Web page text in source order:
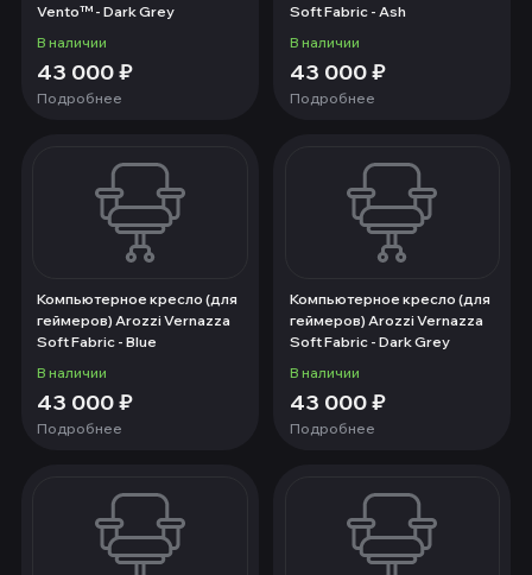
Vento™ - Dark Grey
В наличии
43 000₽
Подробнее
Soft Fabric - Ash
В наличии
43 000₽
Подробнее
Компьютерное кресло (для
геймеров) Arozzi Vernazza
Soft Fabric - Blue
В наличии
43 000₽
Подробнее
Компьютерное кресло (для
геймеров) Arozzi Vernazza
Soft Fabric - Dark Grey
В наличии
43 000₽
Подробнее